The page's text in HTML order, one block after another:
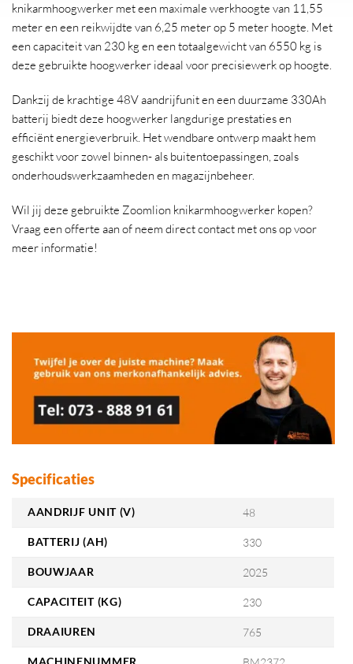
knikarmhoogwerker met een maximale werkhoogte van 11,55
meter en een reikwijdte van 6,25 meter op 5 meter hoogte. Met
een capaciteit van 230 kg en een totaalgewicht van 6550 kg is
deze gebruikte hoogwerker ideaal voor precisiewerk op hoogte.
Dankzij de krachtige 48V aandrijfunit en een duurzame 330Ah
batterij biedt deze hoogwerker langdurige prestaties en
efficiënt energieverbruik. Het wendbare ontwerp maakt hem
geschikt voor zowel binnen- als buitentoepassingen, zoals
onderhoudswerkzaamheden en magazijnbeheer.
Wil jij deze gebruikte Zoomlion knikarmhoogwerker kopen?
Vraag een offerte aan of neem direct contact met ons op voor
meer informatie!
Specificaties
AANDRIJF UNIT (V) 48
BATTERIJ (AH) 330
BOUWJAAR 2025
CAPACITEIT (KG) 230
DRAAIUREN 765